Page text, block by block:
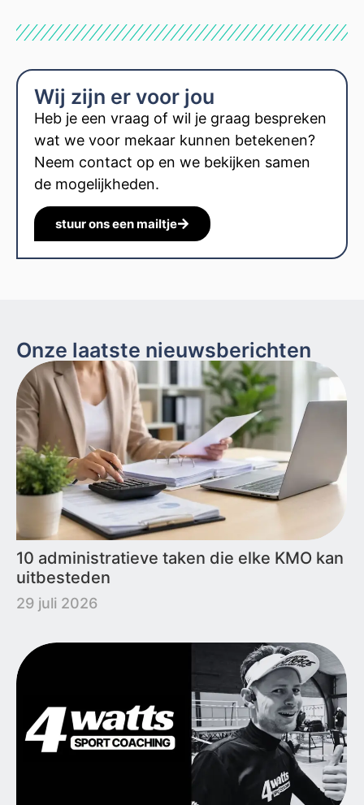
Wij zijn er voor jou
Heb je een vraag of wil je graag bespreken
wat we voor mekaar kunnen betekenen?
Neem contact op en we bekijken samen
de mogelijkheden.
stuur ons een mailtje
Onze laatste nieuwsberichten
10 administratieve taken die elke KMO kan
uitbesteden
29 juli 2026